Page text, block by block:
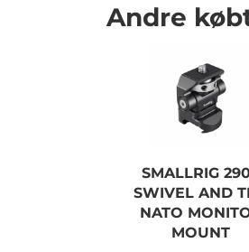
Andre
SMALLRIG
SWIVEL AND
NATO
MOUNT